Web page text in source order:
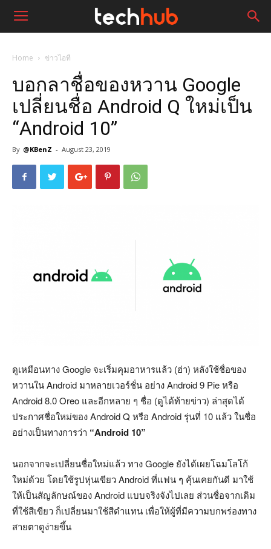
Home ข่าวไอที
บอกลาชื่อของหวาน Google
เปลี่ยนชื่อ Android Q ใหม่เป็น
“Android 10”
By @KBenZ - August 23, 2019
ดูเหมือนทาง Google จะเริ่มคุมอาหารแล้ว (ฮ่า) หลังใช้ชื่อของ
หวานใน Android มาหลายเวอร์ชั่น อย่าง Android 9 Pie หรือ
Android 8.0 Oreo และอีกหลาย ๆ ชื่อ (ดูได้ท้ายข่าว) ล่าสุดได้
ประกาศชื่อใหม่ของ Android Q หรือ Android รุ่นที่ 10 แล้ว ในชื่อ
อย่างเป็นทางการว่า “Android 10”
นอกจากจะเปลี่ยนชื่อใหม่แล้ว ทาง Google ยังได้เผยโฉมโลโก้
ใหม่ด้วย โดยใช้รูปหุ่นเขียว Android ที่แฟน ๆ คุ้นเคยกันดี มาใช้
ให้เป็นสัญลักษณ์ของ Android แบบจริงจังไปเลย ส่วนชื่อจากเดิม
ที่ใช้สีเขียว ก็เปลี่ยนมาใช้สีดำแทน เพื่อให้ผู้ที่มีความบกพร่องทาง
สายตาดูง่ายขึ้น